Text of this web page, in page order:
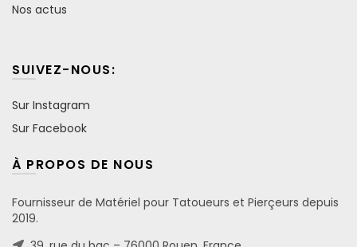
Nos actus
SUIVEZ-NOUS:
Sur Instagram
Sur Facebook
À PROPOS DE NOUS
Fournisseur de Matériel pour Tatoueurs et Pierçeurs depuis
2019.